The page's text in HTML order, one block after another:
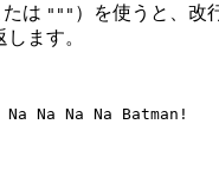
たは """ ）を使うと、改
ます。
Na Na Na Na Batman!